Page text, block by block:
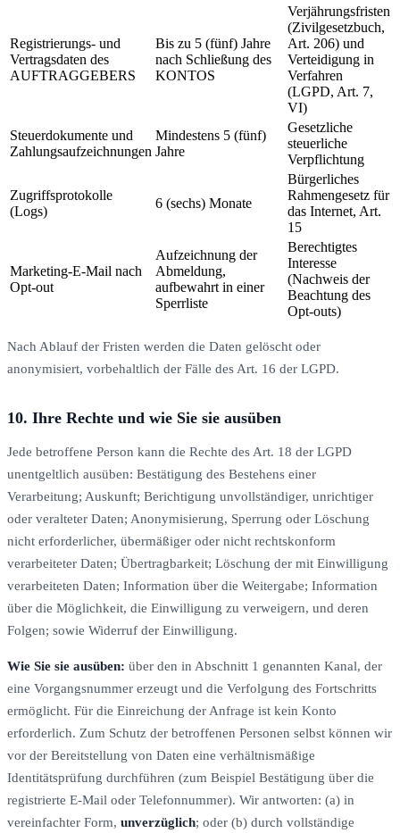
Registrierungs- und
Vertragsdaten des
AUFTRAGGEBERS
Bis zu 5 (fünf) Jahre
nach Schließung des
KONTOS
Verjährungsfristen
(Zivilgesetzbuch,
Art. 206) und
Verteidigung in
Verfahren
(LGPD, Art. 7,
VI)
Steuerdokumente und
Zahlungsaufzeichnungen
Mindestens 5 (fünf)
Jahre
Gesetzliche
steuerliche
Verpflichtung
Zugriffsprotokolle
(Logs)
6 (sechs) Monate
Bürgerliches
Rahmengesetz für
das Internet, Art.
15
Marketing-E-Mail nach
Opt-out
Aufzeichnung der
Abmeldung,
aufbewahrt in einer
Sperrliste
Berechtigtes
Interesse
(Nachweis der
Beachtung des
Opt-outs)
Nach Ablauf der Fristen werden die Daten gelöscht oder
anonymisiert, vorbehaltlich der Fälle des Art. 16 der LGPD.
10. Ihre Rechte und wie Sie sie ausüben
Jede betroffene Person kann die Rechte des Art. 18 der LGPD
unentgeltlich ausüben: Bestätigung des Bestehens einer
Verarbeitung; Auskunft; Berichtigung unvollständiger, unrichtiger
oder veralteter Daten; Anonymisierung, Sperrung oder Löschung
nicht erforderlicher, übermäßiger oder nicht rechtskonform
verarbeiteter Daten; Übertragbarkeit; Löschung der mit Einwilligung
verarbeiteten Daten; Information über die Weitergabe; Information
über die Möglichkeit, die Einwilligung zu verweigern, und deren
Folgen; sowie Widerruf der Einwilligung.
Wie Sie sie ausüben: über den in Abschnitt 1 genannten Kanal, der
eine Vorgangsnummer erzeugt und die Verfolgung des Fortschritts
ermöglicht. Für die Einreichung der Anfrage ist kein Konto
erforderlich. Zum Schutz der betroffenen Personen selbst können wir
vor der Bereitstellung von Daten eine verhältnismäßige
Identitätsprüfung durchführen (zum Beispiel Bestätigung über die
registrierte E-Mail oder Telefonnummer). Wir antworten: (a) in
vereinfachter Form, unverzüglich; oder (b) durch vollständige